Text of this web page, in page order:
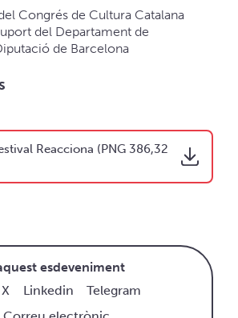
Congrés de Cultura Catalana
del Departament de
de Barcelona
Reacciona (PNG 386,32
esdeveniment
X Linkedin
Telegram